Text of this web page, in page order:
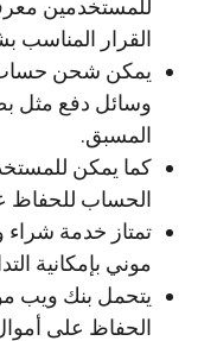
للمستخدمين
القرار المناسب
يمكن شحن حساب
وسائل دفع مثل
المسبق.
كما يمكن
الحساب للحفاظ
تمتاز خدمة شراء
موني بإمكانية
يتحمل بنك ويب
الحفاظ على